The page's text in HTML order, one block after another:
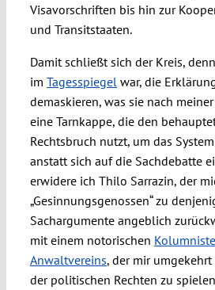
Visavorschriften bis hin zur
und Transitstaaten.
Damit schließt sich der Kreis,
im Tagesspiegel war, die
demaskieren, was sie nach
eine Tarnkappe, die den
Rechtsbruch nutzt, um das
anstatt sich auf die Sachdebatte
erwidere ich Thilo Sarrazin, der
„Gesinnungsgenossen“ zu
Sachargumente angeblich
mit einem notorischen
Anwaltvereins, der mir
der politischen Rechten zu